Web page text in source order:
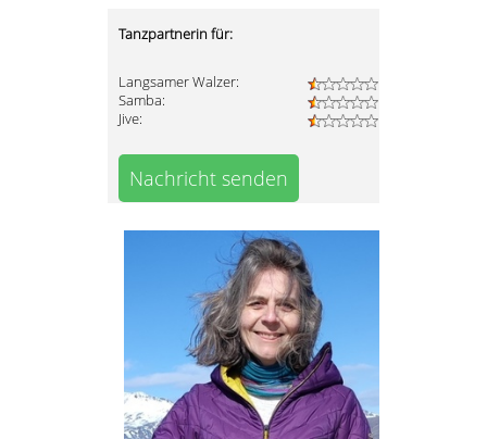
Tanzpartnerin für:
Langsamer Walzer:
Samba:
Jive:
Nachricht senden